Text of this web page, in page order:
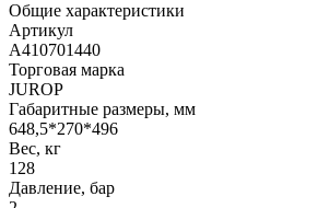
Общие характеристики
Артикул
A410701440
Торговая марка
JUROP
Габаритные размеры, мм
648,5*270*496
Вес, кг
128
Давление, бар